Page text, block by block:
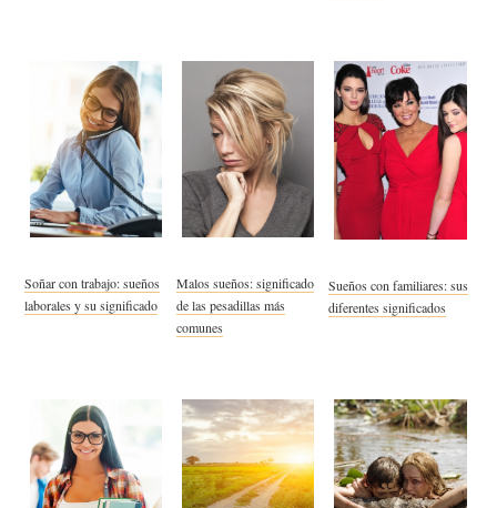
Soñar con trabajo: sueños
laborales y su significado
Malos sueños: significado
de las pesadillas más
comunes
Sueños con familiares: sus
diferentes significados